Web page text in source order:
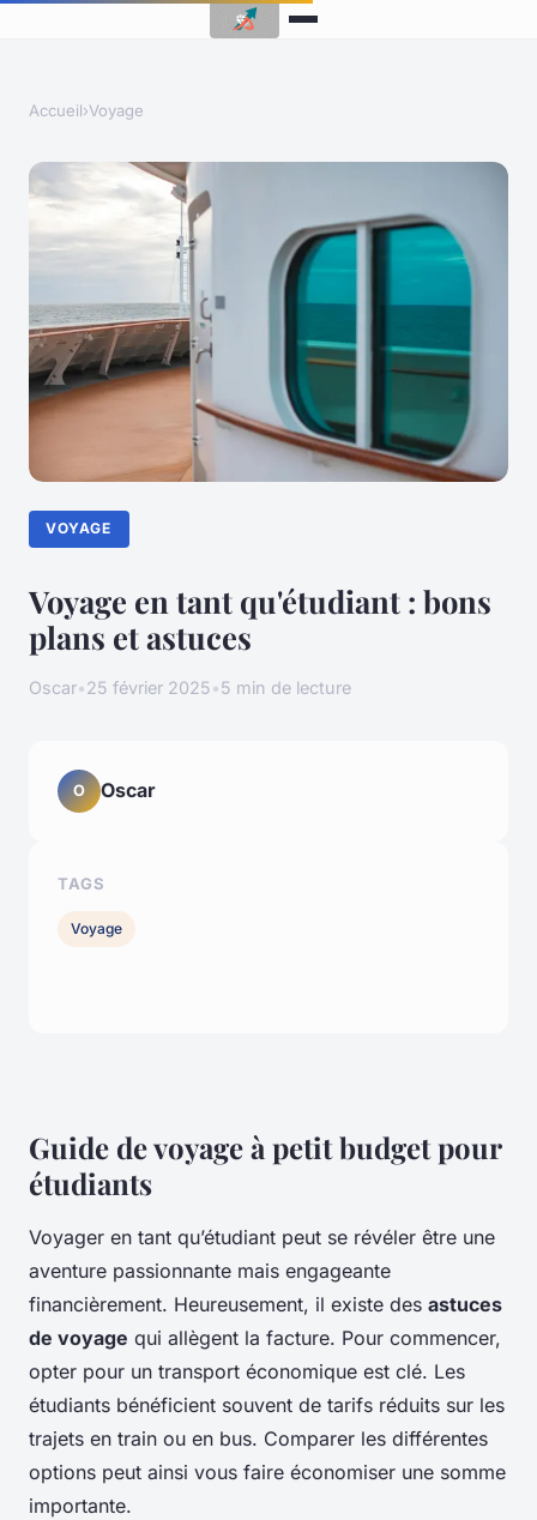
Accueil›Voyage
VOYAGE
Voyage en tant qu'étudiant : bons
plans et astuces
Oscar•25 février 2025•5 min de lecture
Guide de voyage à petit budget pour
étudiants
Voyager en tant qu’étudiant peut se révéler être une
aventure passionnante mais engageante
financièrement. Heureusement, il existe des astuces
de voyage qui allègent la facture. Pour commencer,
opter pour un transport économique est clé. Les
étudiants bénéficient souvent de tarifs réduits sur les
trajets en train ou en bus. Comparer les différentes
options peut ainsi vous faire économiser une somme
importante.
O Oscar
TAGS
Voyage